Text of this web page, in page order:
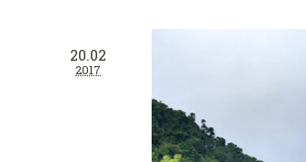
20.02
2017